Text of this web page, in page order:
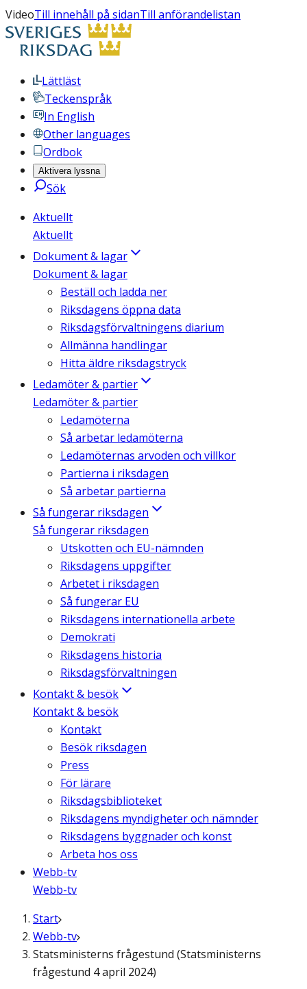
VideoTill innehåll på sidanTill anförandelistan
Lättläst
Teckenspråk
In English
Other languages
Ordbok
Aktivera lyssna
Sök
Aktuellt
Aktuellt
Dokument & lagar
Dokument & lagar
Beställ och ladda ner
Riksdagens öppna data
Riksdagsförvaltningens diarium
Allmänna handlingar
Hitta äldre riksdagstryck
Ledamöter & partier
Ledamöter & partier
Ledamöterna
Så arbetar ledamöterna
Ledamöternas arvoden och villkor
Partierna i riksdagen
Så arbetar partierna
Så fungerar riksdagen
Så fungerar riksdagen
Utskotten och EU-nämnden
Riksdagens uppgifter
Arbetet i riksdagen
Så fungerar EU
Riksdagens internationella arbete
Demokrati
Riksdagens historia
Riksdagsförvaltningen
Kontakt & besök
Kontakt & besök
Kontakt
Besök riksdagen
Press
För lärare
Riksdagsbiblioteket
Riksdagens myndigheter och nämnder
Riksdagens byggnader och konst
Arbeta hos oss
Webb-tv
Webb-tv
Start
Webb-tv
Statsministerns frågestund (Statsministerns
frågestund 4 april 2024)